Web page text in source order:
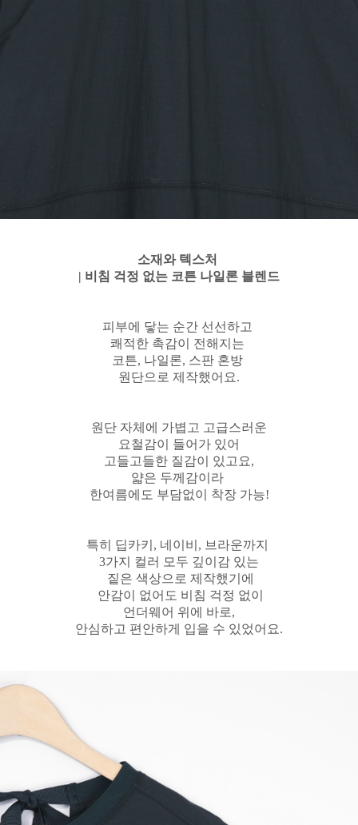
소재와 텍스처
| 비침 걱정 없는 코튼 나일론 블렌드
피부에 닿는 순간 선선하고
쾌적한 촉감이 전해지는
코튼, 나일론, 스판 혼방
원단으로 제작했어요.
원단 자체에 가볍고 고급스러운
요철감이 들어가 있어
고들고들한 질감이 있고요,
얇은 두께감이라
한여름에도 부담없이 착장 가능!
특히 딥카키, 네이비, 브라운까지
3가지 컬러 모두 깊이감 있는
짙은 색상으로 제작했기에
안감이 없어도 비침 걱정 없이
언더웨어 위에 바로,
안심하고 편안하게 입을 수 있었어요.